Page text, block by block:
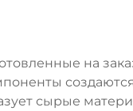
на
сырые